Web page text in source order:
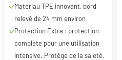
Matériau TPE innovant, bord
relevé de 24 mm environ
Protection Extra : protection
complète pour une utilisation
intensive. Protège de la saleté,